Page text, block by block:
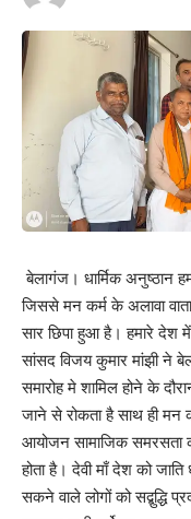
बेलागंज। धार्मिक अनुष्ठान
जिससे मन कर्म के अलावा
सार छिपा हुआ है। हमारे देश में
सांसद विजय कुमार मांझी ने
समारोह मे शामिल होने के
जाने से रोकता है साथ ही मन
आयोजन सामाजिक समरसता
होता है। देवी माँ देश को
सकने वाले लोगों को सद्बुद्धि